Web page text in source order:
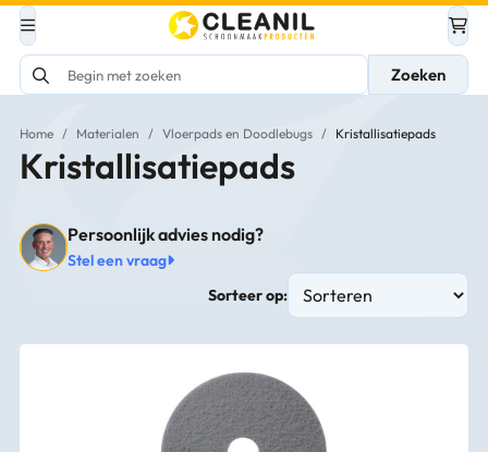
Zoeken
Home / Materialen / Vloerpads en Doodlebugs / Kristallisatiepads
Kristallisatiepads
Persoonlijk advies nodig?
Stel een vraag
Sorteer op: